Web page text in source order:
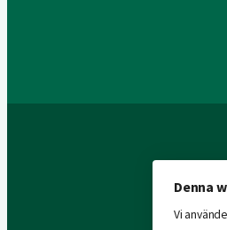
Denna
Vi